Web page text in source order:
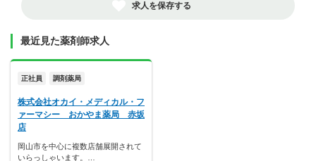
求人を保存する
最近見た薬剤師求人
正社員 調剤薬局
株式会社オカイ・メディカル・フ
ァーマシー おかやま薬局 赤坂
店
岡山市を中心に複数店舗展開されて
いらっしゃいます。…